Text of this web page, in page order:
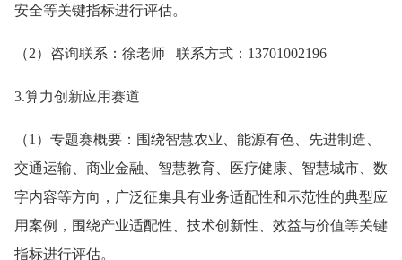
安全等关键指标进行评估。
（2）咨询联系：徐老师 联系方式：13701002196
3.算力创新应用赛道
（1）专题赛概要：围绕智慧农业、能源有色、先进制造、
交通运输、商业金融、智慧教育、医疗健康、智慧城市、数
字内容等方向，广泛征集具有业务适配性和示范性的典型应
用案例，围绕产业适配性、技术创新性、效益与价值等关键
指标进行评估。